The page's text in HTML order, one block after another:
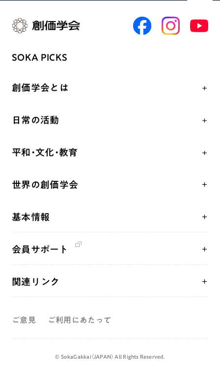
SOKA PICKS
創価学会とは
祈り
聖典
釈尊～法華経
創価学会の三代会長
初代会長・牧口常三郎先生
第2代会長・戸田城聖先生
第3代会長・池田大作先生
日常の活動
座談会
仏法を語る
年間の活動について
彼岸
平和・文化・教育
「人権文化」「ジェンダー平等」を促進
人道支援
展示活動
世界の創価学会
基本情報
創価学会 社会憲章
沿革
入会について
会員サポート
関連リンク
墓地公園・納骨堂
聖教電子版
聖教ブックストア
ご意見 ご利用にあたって
©️ SokaGakkai（JAPAN） All Rights Reserved.